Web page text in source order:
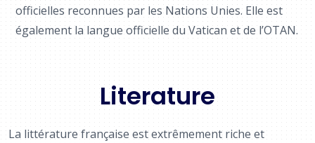
officielles reconnues par les Nations Unies. Elle est
également la langue officielle du Vatican et de l’OTAN.
Literature
La littérature française est extrêmement riche et